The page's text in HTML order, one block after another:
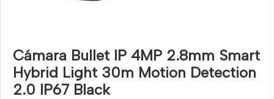
Cámara Bullet IP 4MP 2.8mm Smart
Hybrid Light 30m Motion Detection
2.0 IP67 Black